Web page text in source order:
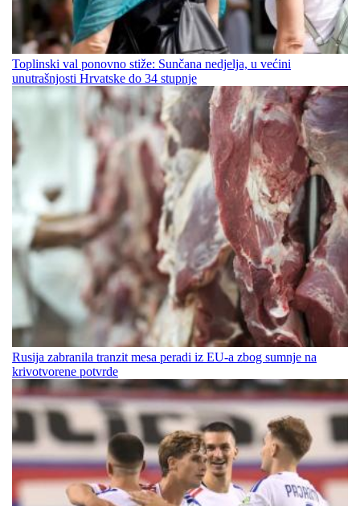
Toplinski val ponovno stiže: Sunčana nedjelja, u većini
unutrašnjosti Hrvatske do 34 stupnje
Rusija zabranila tranzit mesa peradi iz EU-a zbog sumnje na
krivotvorene potvrde